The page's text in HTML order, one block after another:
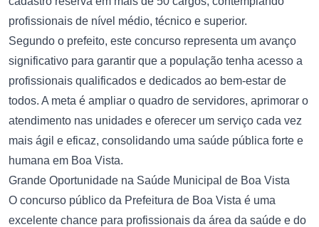
profissionais de nível médio, técnico e superior.
Segundo o prefeito, este concurso representa um avanço
significativo para garantir que a população tenha acesso a
profissionais qualificados e dedicados ao bem-estar de
todos. A meta é ampliar o quadro de servidores, aprimorar o
atendimento nas unidades e oferecer um serviço cada vez
mais ágil e eficaz, consolidando uma saúde pública forte e
humana em Boa Vista.
Grande Oportunidade na Saúde Municipal de Boa Vista
O concurso público da Prefeitura de Boa Vista é uma
excelente chance para profissionais da área da saúde e do